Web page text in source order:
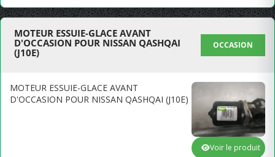
MOTEUR ESSUIE-GLACE AVANT
D'OCCASION POUR NISSAN QASHQAI
(J10E)
OCCASION
MOTEUR ESSUIE-GLACE AVANT
D'OCCASION POUR NISSAN QASHQAI (J10E)
Voir le produit